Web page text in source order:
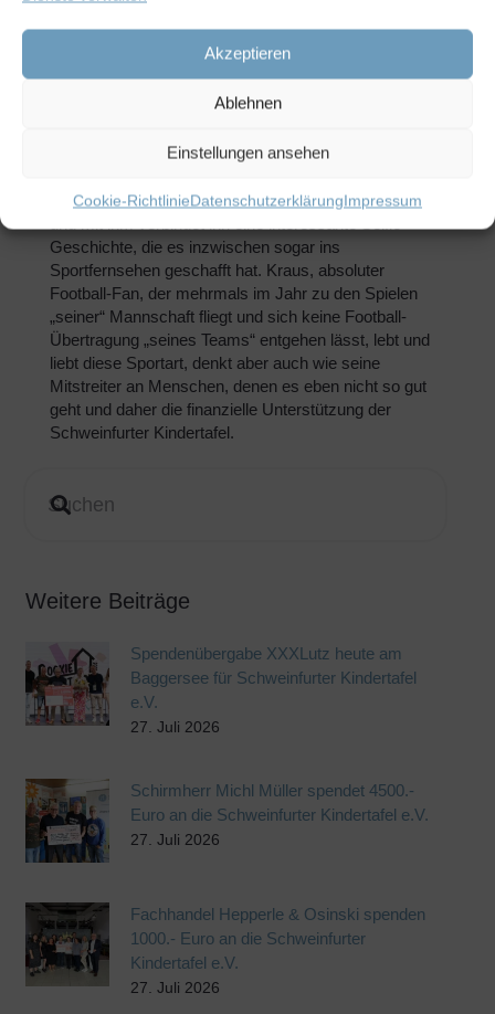
Akzeptieren
Ablehnen
Einstellungen ansehen
Cookie-RichtlinieDatenschutzerklärungImpressum
lacht Kraus, der hinzufügt, dass „die Packers“ der
einzige Football-Verein in den USA seien, der den Fans
Trikot mit der Nummer 12 Kraus nicht nur bei der
heißt Aaron Rodgers. Ihn kennt er seit einigen Jahren
Geschichte, die es inzwischen sogar ins
Sportfernsehen geschafft hat. Kraus, absoluter
Football-Fan, der mehrmals im Jahr zu den Spielen
„seiner“ Mannschaft fliegt und sich keine Football-
Übertragung „seines Teams“ entgehen lässt, lebt und
liebt diese Sportart, denkt aber auch wie seine
Mitstreiter an Menschen, denen es eben nicht so gut
geht und daher die finanzielle Unterstützung der
Schweinfurter Kindertafel.
Weitere Beiträge
Spendenübergabe XXXLutz heute am
Baggersee für Schweinfurter Kindertafel
e.V.
27. Juli 2026
Schirmherr Michl Müller spendet 4500.-
Euro an die Schweinfurter Kindertafel e.V.
27. Juli 2026
Fachhandel Hepperle & Osinski spenden
1000.- Euro an die Schweinfurter
Kindertafel e.V.
27. Juli 2026